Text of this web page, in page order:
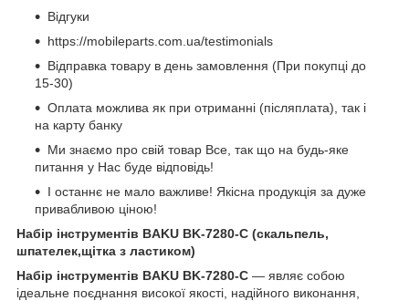
Відгуки
https://mobileparts.com.ua/testimonials
Відправка товару в день замовлення (При покупці до
15-30)
Оплата можлива як при отриманні (післяплата), так і
на карту банку
Ми знаємо про свій товар Все, так що на будь-яке
питання у Нас буде відповідь!
І останнє не мало важливе! Якісна продукція за дуже
привабливою ціною!
Набір інструментів BAKU BK-7280-C (скальпель,
шпателек,щітка з ластиком)
Набір інструментів BAKU BK-7280-C ― являє собою
ідеальне поєднання високої якості, надійного виконання,